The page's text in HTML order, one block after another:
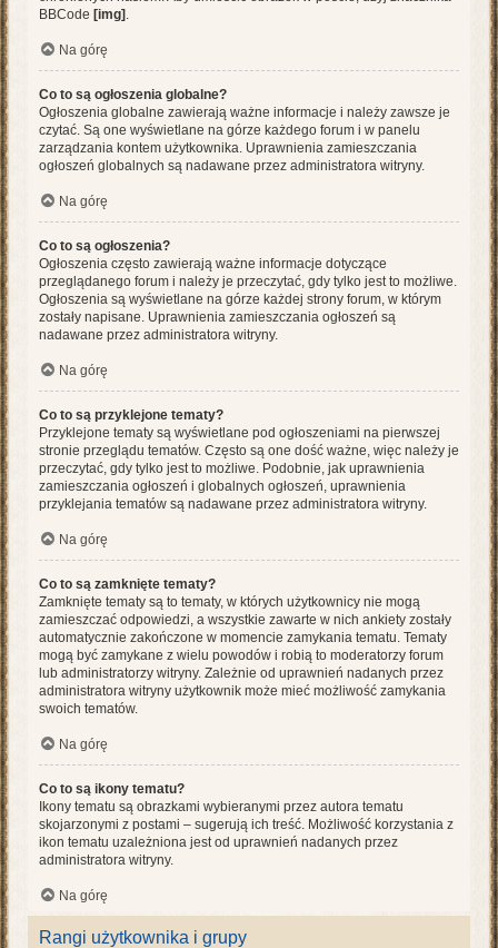
BBCode [img] .
Na górę
Co to są ogłoszenia globalne?
Ogłoszenia globalne zawierają ważne informacje i należy zawsze je
czytać. Są one wyświetlane na górze każdego forum i w panelu
zarządzania kontem użytkownika. Uprawnienia zamieszczania
ogłoszeń globalnych są nadawane przez administratora witryny.
Na górę
Co to są ogłoszenia?
Ogłoszenia często zawierają ważne informacje dotyczące
przeglądanego forum i należy je przeczytać, gdy tylko jest to możliwe.
Ogłoszenia są wyświetlane na górze każdej strony forum, w którym
zostały napisane. Uprawnienia zamieszczania ogłoszeń są
nadawane przez administratora witryny.
Na górę
Co to są przyklejone tematy?
Przyklejone tematy są wyświetlane pod ogłoszeniami na pierwszej
stronie przeglądu tematów. Często są one dość ważne, więc należy je
przeczytać, gdy tylko jest to możliwe. Podobnie, jak uprawnienia
zamieszczania ogłoszeń i globalnych ogłoszeń, uprawnienia
przyklejania tematów są nadawane przez administratora witryny.
Na górę
Co to są zamknięte tematy?
Zamknięte tematy są to tematy, w których użytkownicy nie mogą
zamieszczać odpowiedzi, a wszystkie zawarte w nich ankiety zostały
automatycznie zakończone w momencie zamykania tematu. Tematy
mogą być zamykane z wielu powodów i robią to moderatorzy forum
lub administratorzy witryny. Zależnie od uprawnień nadanych przez
administratora witryny użytkownik może mieć możliwość zamykania
swoich tematów.
Na górę
Co to są ikony tematu?
Ikony tematu są obrazkami wybieranymi przez autora tematu
skojarzonymi z postami – sugerują ich treść. Możliwość korzystania z
ikon tematu uzależniona jest od uprawnień nadanych przez
administratora witryny.
Na górę
Rangi użytkownika i grupy